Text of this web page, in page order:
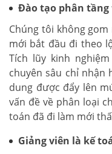
Đào tạo phân
Chúng tôi không
mới bắt đầu đi theo
Tích lũy kinh
chuyên sâu chỉ nhận
dung được đẩy lên
vấn đề về phân loại
toán đã đi làm mới
Giảng viên là kế